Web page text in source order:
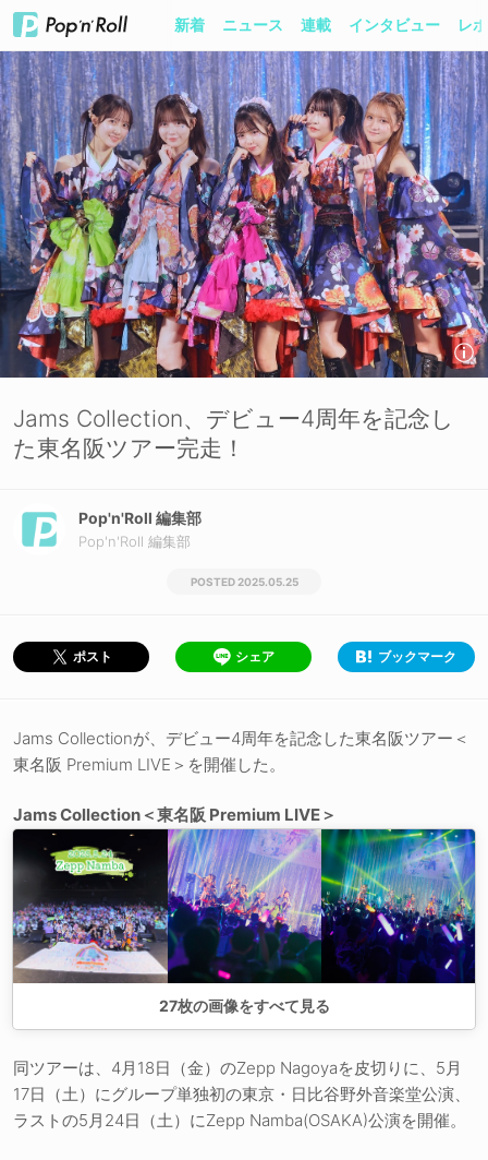
新着 ニュース 連載 インタビュー レ
Jams Collection、デビュー4周年を記念し
た東名阪ツアー完走！
Pop'n'Roll 編集部
Pop'n'Roll 編集部
2025.05.25
ポスト シェア ブックマーク
Jams Collectionが、デビュー4周年を記念した東名阪ツアー＜
東名阪 Premium LIVE＞を開催した。
Jams Collection＜東名阪 Premium LIVE＞
27枚の画像をすべて見る
同ツアーは、4月18日（金）のZepp Nagoyaを皮切りに、5月
17日（土）にグループ単独初の東京・日比谷野外音楽堂公演、
ラストの5月24日（土）にZepp Namba(OSAKA)公演を開催。